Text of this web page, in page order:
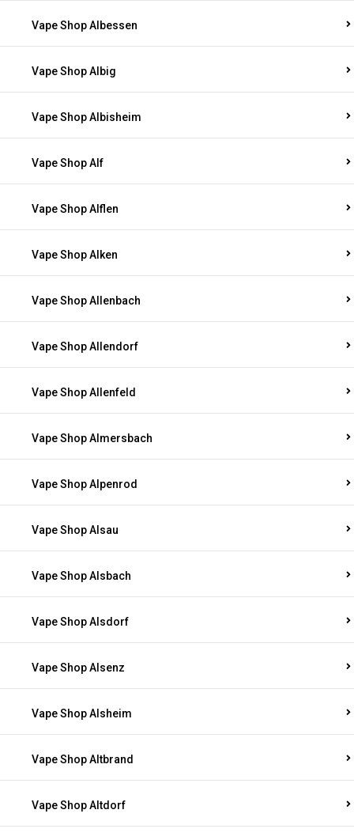
Vape Shop Albessen
Vape Shop Albig
Vape Shop Albisheim
Vape Shop Alf
Vape Shop Alflen
Vape Shop Alken
Vape Shop Allenbach
Vape Shop Allendorf
Vape Shop Allenfeld
Vape Shop Almersbach
Vape Shop Alpenrod
Vape Shop Alsau
Vape Shop Alsbach
Vape Shop Alsdorf
Vape Shop Alsenz
Vape Shop Alsheim
Vape Shop Altbrand
Vape Shop Altdorf